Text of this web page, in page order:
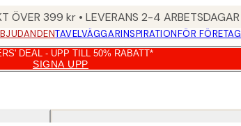
ÖVER 399 kr • LEVERANS 2-4 ARBETSDAGAR
TAVELVÄGGARINSPIRATIONFÖR FÖRETAG
DEAL - UPP TILL 50% RABATT*
SIGNA UPP